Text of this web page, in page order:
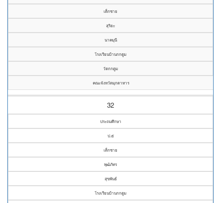
เด็กชาย
สุริยะ
นาคมุนี
โรงเรียนบ้านกกตูม
วัดกกตูม
คณะจังหวัดมุกดาหาร
32
ประถมศึกษา
ป.๕
เด็กชาย
พุฒิภัทร
สุขพันธ์
โรงเรียนบ้านกกตูม